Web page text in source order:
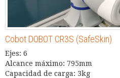
Cobot DOBOT CR3S (SafeSkin)
Ejes: 6
Alcance máximo: 795mm
Capacidad de carga: 3kg